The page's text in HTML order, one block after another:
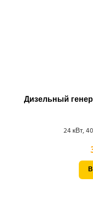
Дизельный
24 кВт,